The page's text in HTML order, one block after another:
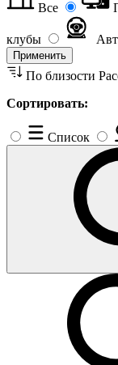
Все
клубы
Применить
По близости
Сортировать:
Список